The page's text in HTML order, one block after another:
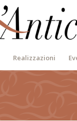
Realizzazioni